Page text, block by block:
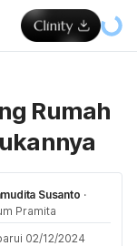
Rumah
Susanto ·
Pramita
02/12/2024